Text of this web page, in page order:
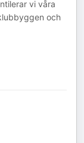
vi våra
och